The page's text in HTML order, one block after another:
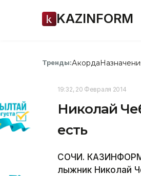
KAZINFORM
Тренды:Акорда
19:32, 20 Февраля 2014
Николай
есть
СОЧИ. КАЗИНФОРМ
лыжник Николай